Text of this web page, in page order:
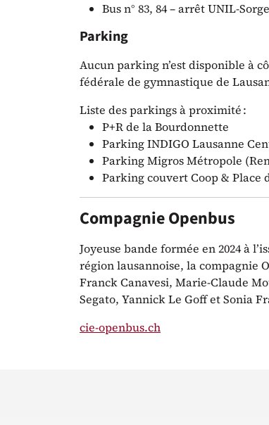
Bus n° 83, 84 – arrêt UNIL-Sorge
Parking
Aucun parking n’est disponible à
fédérale de gymnastique de
Liste des parkings à proximité :
P+R de la Bourdonnette
Parking INDIGO Lausanne
Parking Migros Métropole
Parking couvert Coop & Place
Compagnie Openbus
Joyeuse bande formée en 2024 à
région lausannoise, la compagnie
Franck Canavesi, Marie-Claude
Segato, Yannick Le Goff et Sonia
cie-openbus.ch